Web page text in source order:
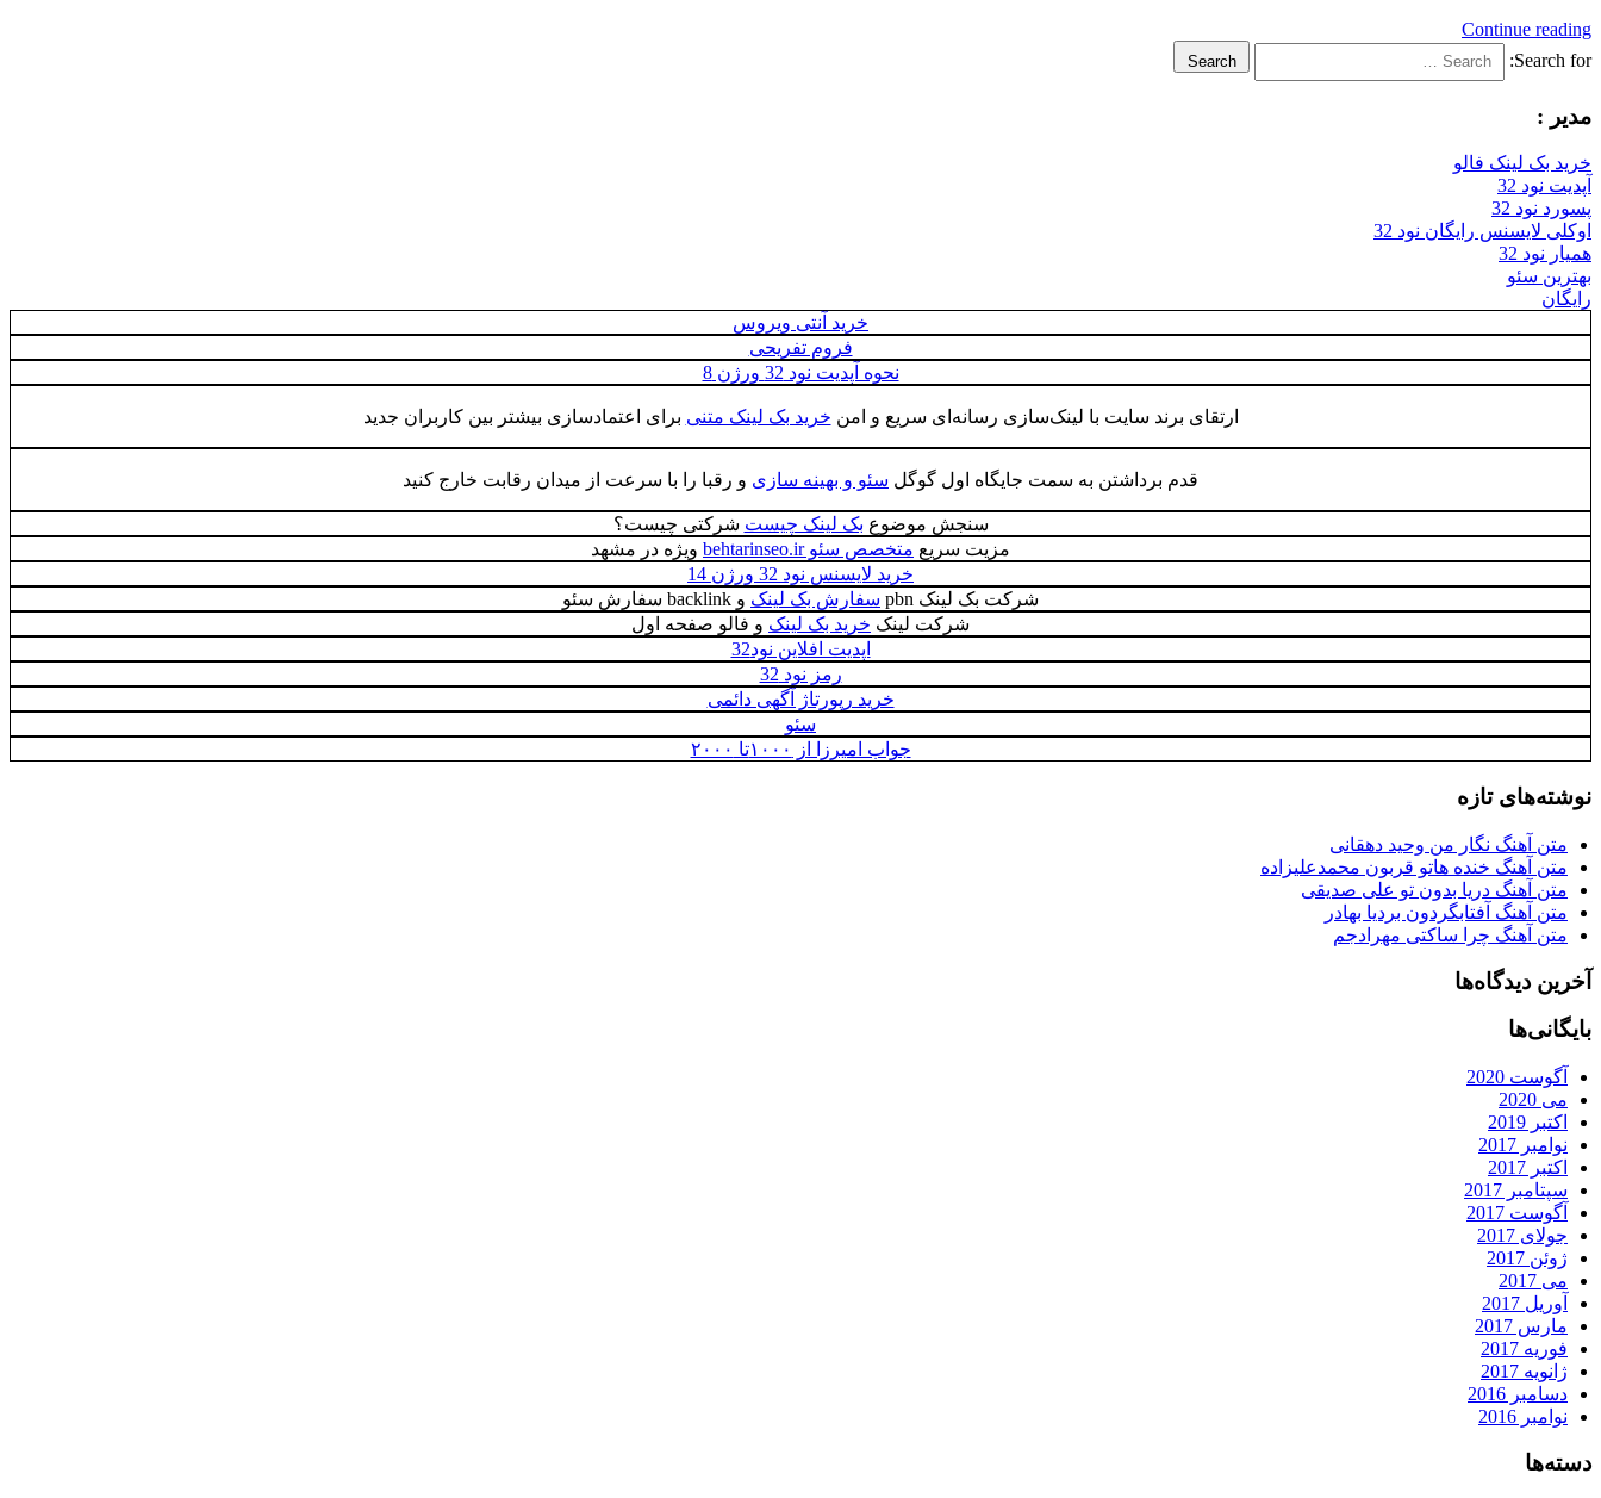
Continue reading
Search for:
Search
مدیر :
خرید بک لینک فالو
آپدیت نود 32
پسورد نود 32
اوکلی لایسنس رایگان نود 32
همیار نود 32
بهترین سئو
رایگان
خرید آنتی ویروس
فروم تفریحی
نحوه آپدیت نود 32 ورژن 8
ارتقای برند سایت با لینک‌سازی رسانه‌ای سریع و امن خرید بک لینک متنی برای اعتمادسازی بیشتر بین کاربران جدید
قدم برداشتن به سمت جایگاه اول گوگل سئو و بهینه سازی و رقبا را با سرعت از میدان رقابت خارج کنید
سنجش موضوع بک لینک چیست شرکتی چیست؟
مزیت سریع متخصص سئو behtarinseo.ir
ویژه در مشهد
خرید لایسنس نود 32 ورژن 14
شرکت بک لینک pbn
سفارش بک لینک و backlink سفارش سئو
شرکت لینک خرید بک لینک و فالو صفحه اول
اپدیت افلاین نود32
رمز نود 32
خرید رپورتاژ آگهی دائمی
سئو
جواب امیرزا از ۱۰۰۰تا ۲۰۰۰
نوشته‌های تازه
متن آهنگ نگار من وحید دهقانی
متن آهنگ خنده هاتو قربون محمدعلیزاده
متن آهنگ دریا بدون تو علی صدیقی
متن آهنگ آفتابگردون بردیا بهادر
متن آهنگ چرا ساکتی مهرادجم
آخرین دیدگاه‌ها
بایگانی‌ها
آگوست 2020
می 2020
اکتبر 2019
نوامبر 2017
اکتبر 2017
سپتامبر 2017
آگوست 2017
جولای 2017
ژوئن 2017
می 2017
آوریل 2017
مارس 2017
فوریه 2017
ژانویه 2017
دسامبر 2016
نوامبر 2016
دسته‌ها